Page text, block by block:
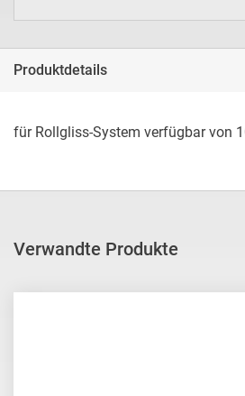
Produktdetails
für Rollgliss-System verfügbar von
Verwandte Produkte